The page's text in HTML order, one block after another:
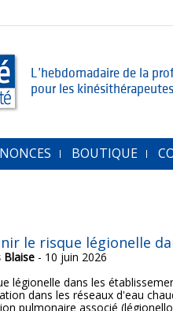
L’hebdomadaire de la
pour les kinésithérapeutes
BOUTIQUE
le risque légionelle
Blaise - 10 juin 2026
légionelle dans les
dans les réseaux d'eau
pulmonaire associé